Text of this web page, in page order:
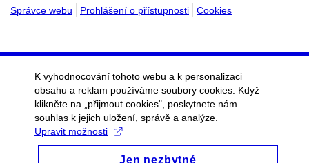
Správce webu
Prohlášení o přístupnosti Cookies
K vyhodnocování tohoto webu a k personalizaci
obsahu a reklam používáme soubory cookies. Když
klikněte na „přijmout cookies", poskytnete nám
souhlas k jejich uložení, správě a analýze.
Upravit možnosti
Jen nezbytné